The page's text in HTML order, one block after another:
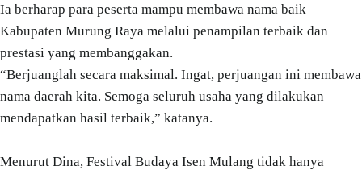
Ia berharap para peserta mampu membawa nama baik
Kabupaten Murung Raya melalui penampilan terbaik dan
prestasi yang membanggakan.
“Berjuanglah secara maksimal. Ingat, perjuangan ini membawa
nama daerah kita. Semoga seluruh usaha yang dilakukan
mendapatkan hasil terbaik,” katanya.
Menurut Dina, Festival Budaya Isen Mulang tidak hanya